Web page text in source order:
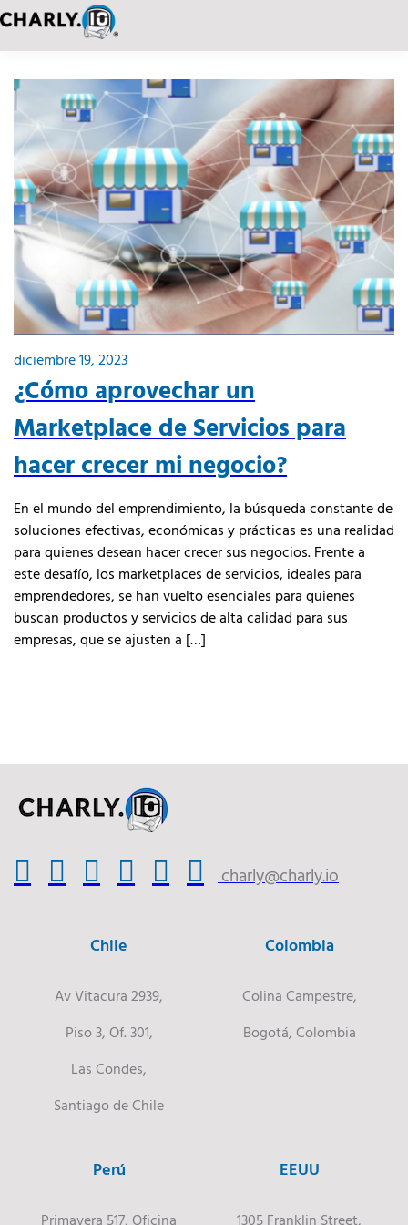
diciembre 19, 2023
¿Cómo aprovechar un
Marketplace de Servicios para
hacer crecer mi negocio?
En el mundo del emprendimiento, la búsqueda constante de
soluciones efectivas, económicas y prácticas es una realidad
para quienes desean hacer crecer sus negocios. Frente a
este desafío, los marketplaces de servicios, ideales para
emprendedores, se han vuelto esenciales para quienes
buscan productos y servicios de alta calidad para sus
empresas, que se ajusten a […]
charly@charly.io
Chile
Av Vitacura 2939,
Piso 3, Of. 301,
Las Condes,
Santiago de Chile
Colombia
Colina Campestre,
Bogotá, Colombia
Perú
Primavera 517, Oficina
EEUU
1305 Franklin Street,